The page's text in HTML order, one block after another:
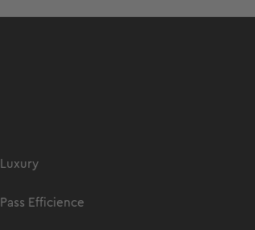
Luxury
Pass Efficience